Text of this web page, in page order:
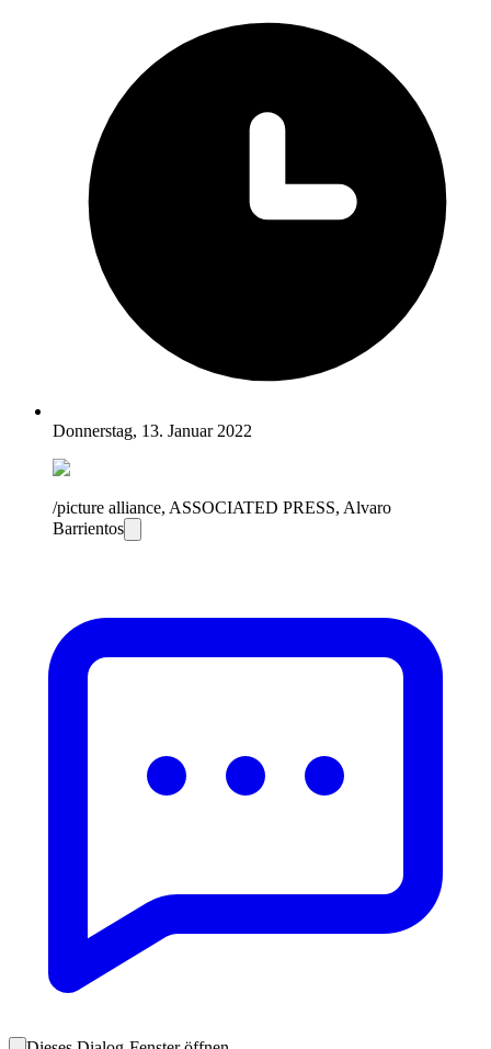
Donnerstag, 13. Januar 2022
/picture alliance, ASSOCIATED PRESS, Alvaro
Barrientos